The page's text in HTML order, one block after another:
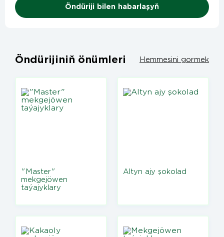
Öndüriji bilen habarlaşyň
Öndürijiniň önümleri Hemmesini gormek
"Master"
mekgejöwen
taýajyklary
Altyn ajy şokolad